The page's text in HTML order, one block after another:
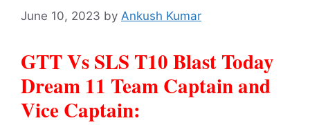
June 10, 2023 by Ankush Kumar
GTT Vs SLS T10 Blast Today
Dream 11 Team Captain and
Vice Captain: